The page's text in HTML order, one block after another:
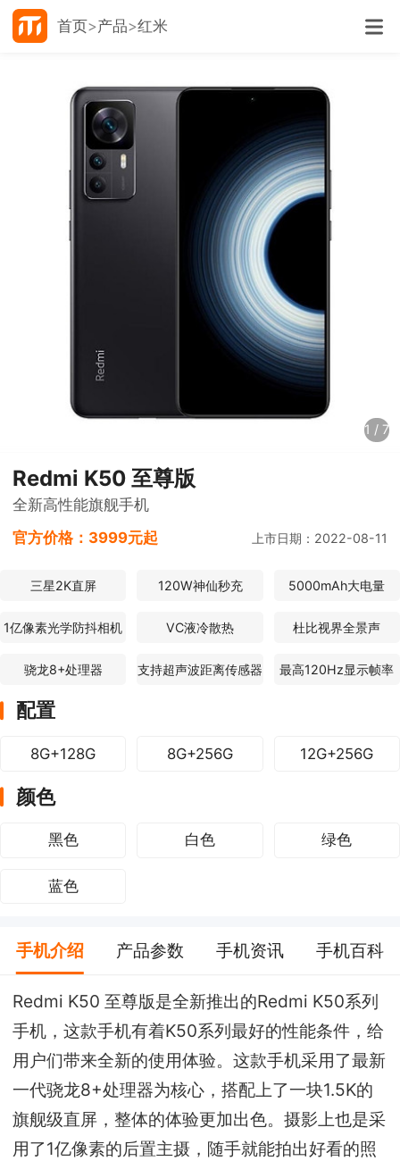
首页 产品 红米
1 / 7
Redmi K50 至尊版
全新高性能旗舰手机
官方价格： 3999元起 上市日期：2022-08-11
三星2K直屏 120W神仙秒充 5000mAh大电量
1亿像素光学防抖相机 VC液冷散热 杜比视界全景声
骁龙8+处理器 支持超声波距离传感器 最高120Hz显示帧率
配置
8G+128G 8G+256G 12G+256G
颜色
黑色 白色 绿色
蓝色
手机介绍 产品参数 手机资讯 手机百科
Redmi K50 至尊版是全新推出的Redmi K50系列
手机，这款手机有着K50系列最好的性能条件，给
用户们带来全新的使用体验。这款手机采用了最新
一代骁龙8+处理器为核心，搭配上了一块1.5K的
旗舰级直屏，整体的体验更加出色。摄影上也是采
用了1亿像素的后置主摄，随手就能拍出好看的照